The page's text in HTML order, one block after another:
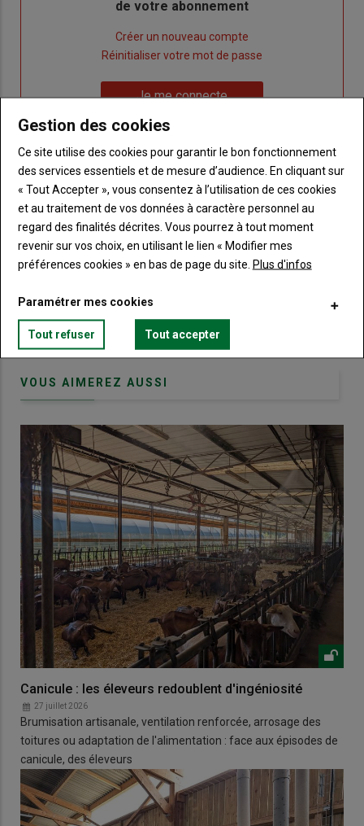
de votre abonnement
Créer un nouveau compte
de
passe"
Réinitialiser votre mot de passe
me
connecte"
Je me connecte
Sous-
titre
Vous n'êtes pas abonné(e)
TITRE CRÉEZ UN COMPTE
BodyChoisissez votre formule et créez votre
compte pour accéder à tout Terre de
Créez un compte
VOUS AIMEREZ AUSSI
Canicule : les éleveurs redoublent d'ingéniosité
27 juillet 2026
Brumisation artisanale, ventilation renforcée, arrosage des
toitures ou adaptation de l'alimentation : face aux épisodes de
canicule, des éleveurs
Gestion des cookies
Ce site utilise des cookies pour garantir le bon fonctionnement
des services essentiels et de mesure d’audience. En cliquant sur
« Tout Accepter », vous consentez à l’utilisation de ces cookies
et au traitement de vos données à caractère personnel au
regard des finalités décrites. Vous pourrez à tout moment
revenir sur vos choix, en utilisant le lien « Modifier mes
préférences cookies » en bas de page du site. Plus d'infos
Paramétrer mes cookies
Tout refuser Tout accepter